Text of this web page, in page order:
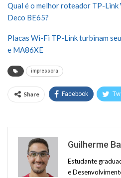
Qual é o melhor roteador TP-
Deco BE65?
Placas Wi-Fi TP-Link turbinam
e MA86XE
impressora
Share Facebook
Guilherme
Estudante
e